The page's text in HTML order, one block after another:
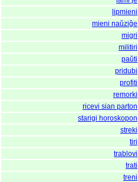
lipmieni
mieni naŭziĝe
migri
militiri
paŭti
pridubi
profiti
remorki
ricevi sian parton
starigi horoskopon
streki
tiri
trablovi
trati
treni